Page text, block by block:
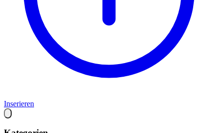
Inserieren